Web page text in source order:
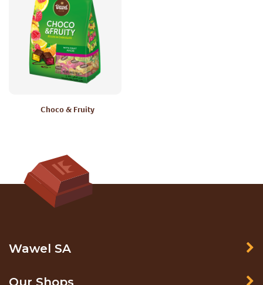
Choco & Fruity
Wawel SA
Our Shops